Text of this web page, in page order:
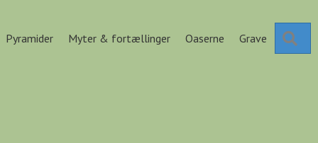
Pyramider Myter & fortællinger Oaserne Grave